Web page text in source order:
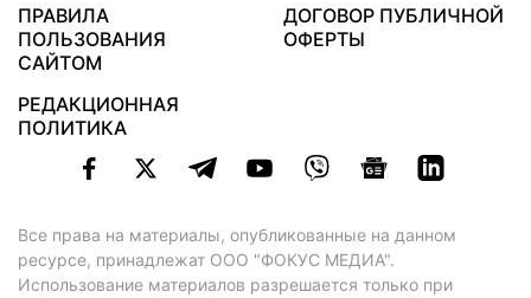
ПРАВИЛА
ПОЛЬЗОВАНИЯ
САЙТОМ
ДОГОВОР ПУБЛИЧНОЙ
ОФЕРТЫ
РЕДАКЦИОННАЯ
ПОЛИТИКА
Все права на материалы, опубликованные на данном
ресурсе, принадлежат ООО "ФОКУС МЕДИА".
Использование материалов разрешается только при